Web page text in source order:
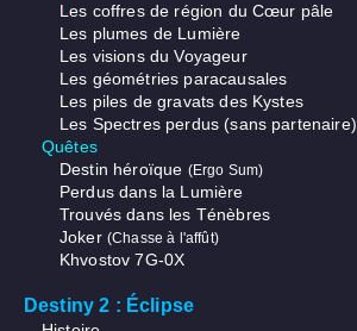
Les coffres de région du Cœur pâle
Les plumes de Lumière
Les visions du Voyageur
Les géométries paracausales
Les piles de gravats des Kystes
Les Spectres perdus (sans partenaire)
Quêtes
Destin héroïque (Ergo Sum)
Perdus dans la Lumière
Trouvés dans les Ténèbres
Joker (Chasse à l'affût)
Khvostov 7G-0X
Destiny 2 : Éclipse